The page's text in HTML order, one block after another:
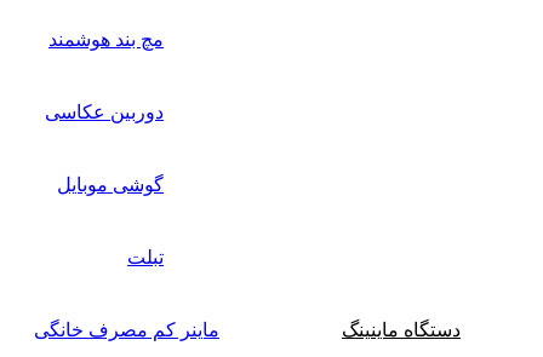
مچ بند هوشمند
دوربین عکاسی
گوشی موبایل
تبلت
دستگاه ماینینگ ماینر کم مصرف خانگی